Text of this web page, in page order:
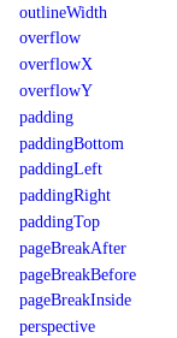
outlineWidth
overflow
overflowX
overflowY
padding
paddingBottom
paddingLeft
paddingRight
paddingTop
pageBreakAfter
pageBreakBefore
pageBreakInside
perspective